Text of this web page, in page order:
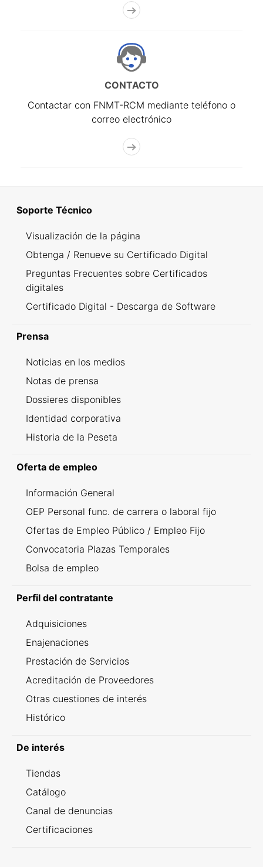
CONTACTO
Contactar con FNMT-RCM mediante teléfono o
correo electrónico
Soporte Técnico
Visualización de la página
Obtenga / Renueve su Certificado Digital
Preguntas Frecuentes sobre Certificados
digitales
Certificado Digital - Descarga de Software
Prensa
Noticias en los medios
Notas de prensa
Dossieres disponibles
Identidad corporativa
Historia de la Peseta
Oferta de empleo
Información General
OEP Personal func. de carrera o laboral fijo
Ofertas de Empleo Público / Empleo Fijo
Convocatoria Plazas Temporales
Bolsa de empleo
Perfil del contratante
Adquisiciones
Enajenaciones
Prestación de Servicios
Acreditación de Proveedores
Otras cuestiones de interés
Histórico
De interés
Tiendas
Catálogo
Canal de denuncias
Certificaciones